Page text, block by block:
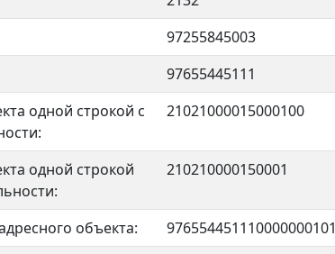
97255845003
97655445111
одной строкой с
21021000015000100
одной строкой
210210000150001
объекта: 976554451110000000101